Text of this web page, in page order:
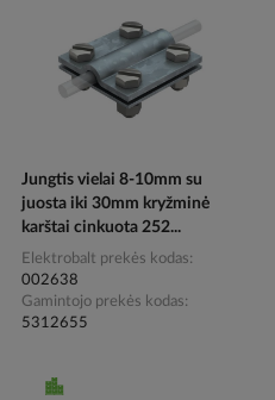
Jungtis vielai 8-10mm su
juosta iki 30mm kryžminė
karštai cinkuota 252...
Elektrobalt prekės kodas
002638
Gamintojo prekės kodas
5312655